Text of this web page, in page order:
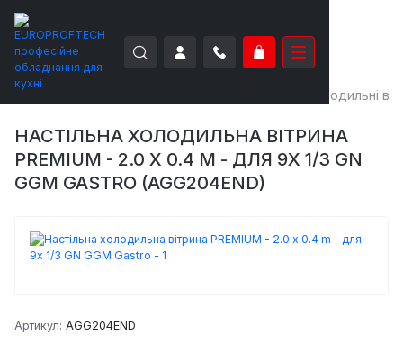
EUROPROFTECH Холодильні
НАСТІЛЬНА ХОЛОДИЛЬНА ВІТРИНА
PREMIUM - 2.0 X 0.4 M - ДЛЯ 9X 1/3 GN
GGM GASTRO (AGG204END)
Артикул: AGG204END